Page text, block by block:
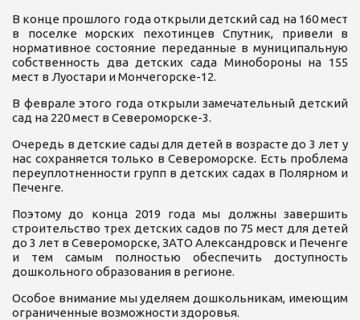
В конце прошлого года открыли детский сад на 160 мест
в поселке морских пехотинцев Спутник, привели в
нормативное состояние переданные в муниципальную
собственность два детских сада Минобороны на 155
мест в Луостари и Мончегорске-12.
В феврале этого года открыли замечательный детский
сад на 220 мест в Североморске-3.
Очередь в детские сады для детей в возрасте до 3 лет у
нас сохраняется только в Североморске. Есть проблема
переуплотненности групп в детских садах в Полярном и
Печенге.
Поэтому до конца 2019 года мы должны завершить
строительство трех детских садов по 75 мест для детей
до 3 лет в Североморске, ЗАТО Александровск и Печенге
и тем самым полностью обеспечить доступность
дошкольного образования в регионе.
Особое внимание мы уделяем дошкольникам, имеющим
ограниченные возможности здоровья.